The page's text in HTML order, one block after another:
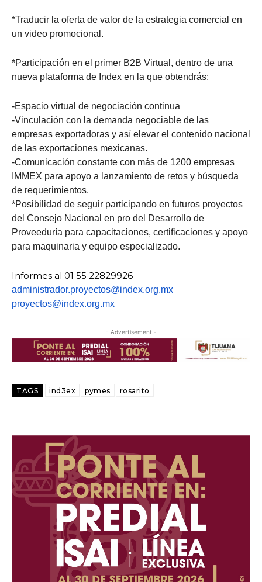
*Traducir la oferta de valor de la estrategia comercial en
un video promocional.
*Participación en el primer B2B Virtual, dentro de una
nueva plataforma de Index en la que obtendrás:
-Espacio virtual de negociación continua
-Vinculación con la demanda negociable de las
empresas exportadoras y así elevar el contenido nacional
de las exportaciones mexicanas.
-Comunicación constante con más de 1200 empresas
IMMEX para apoyo a lanzamiento de retos y búsqueda
de requerimientos.
*Posibilidad de seguir participando en futuros proyectos
del Consejo Nacional en pro del Desarrollo de
Proveeduría para capacitaciones, certificaciones y apoyo
para maquinaria y equipo especializado.
Informes al 01 55 22829926
administrador.proyectos@index.org.mx
proyectos@index.org.mx
- Advertisement -
TAGS ind3ex pymes rosarito